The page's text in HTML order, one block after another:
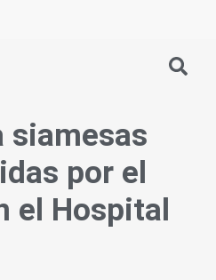
siamesas
por el
el Hospital